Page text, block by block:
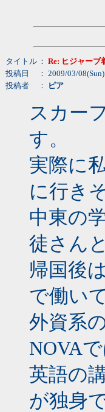
タイトル ： Re: ヒジャーブ
投稿日
： 2009/03/
投稿者
： ピア
スカー
す。
実際に
に行き
中東の
徒さん
帰国後
で働い
外資系
NOVA
英語の
が独身